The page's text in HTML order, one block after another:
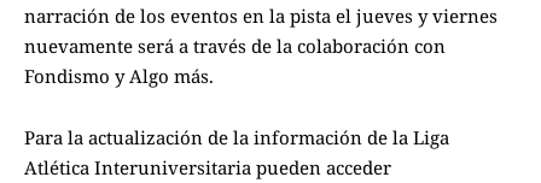
narración de los eventos en la pista el jueves y viernes
nuevamente será a través de la colaboración con
Fondismo y Algo más.
Para la actualización de la información de la Liga
Atlética Interuniversitaria pueden acceder